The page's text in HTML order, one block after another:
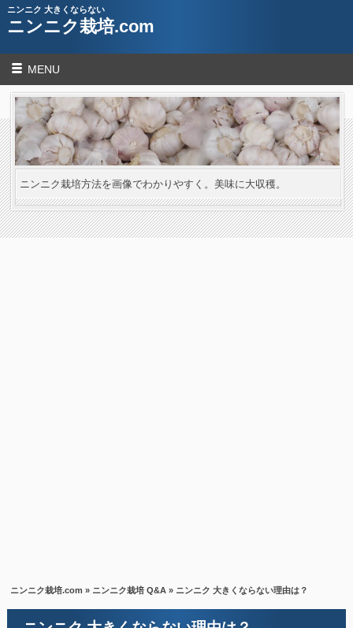
ニンニク 大きくならない
ニンニク栽培.com
MENU
ニンニク栽培方法を画像でわかりやすく。美味に大収穫。
ニンニク栽培.com » ニンニク栽培 Q&A » ニンニク 大きくならない理由は？